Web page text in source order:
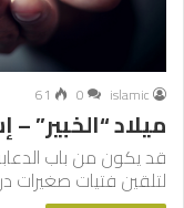
islamic
0
61
ميلاد “الخبير”
قد يكون من باب
لتلقين فتيات صغيرات